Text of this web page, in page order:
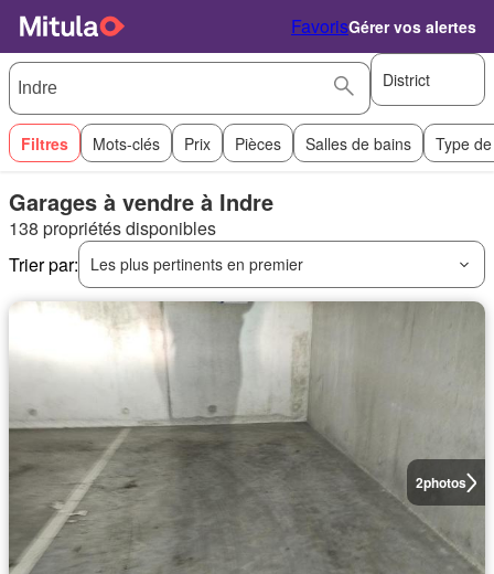
FavorisGérer vos alertes
District
Filtres Mots-clés Prix Pièces Salles de bains Type
Garages à vendre à Indre
138 propriétés disponibles
Trier par:
Les plus pertinents en premier
2photos